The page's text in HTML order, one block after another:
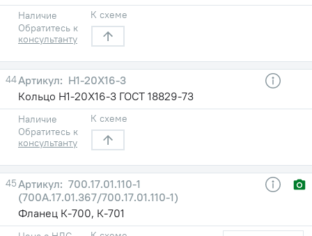
Наличие
Обратитесь к
консультанту
К схеме
44
Н1-20X16-3
Кольцо Н1-20Х16-3 ГОСТ 18829-73
Наличие
Обратитесь к
консультанту
К схеме
45
700.17.01.110-1
(700А.17.01.367/700.17.01.110-1)
Фланец К-700, К-701